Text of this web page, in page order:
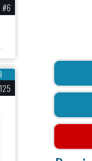
#6